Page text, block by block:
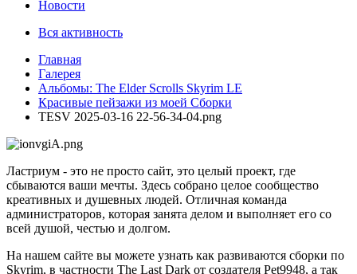
Новости
Вся активность
Главная
Галерея
Альбомы: The Elder Scrolls Skyrim LE
Красивые пейзажи из моей Сборки
TESV 2025-03-16 22-56-34-04.png
Ластриум - это не просто сайт, это целый проект, где
сбываются ваши мечты. Здесь собрано целое сообщество
креативных и душевных людей. Отличная команда
администраторов, которая занята делом и выполняет его со
всей душой, честью и долгом.
На нашем сайте вы можете узнать как развиваются сборки по
Skyrim, в частности The Last Dark от создателя Pet9948, а так